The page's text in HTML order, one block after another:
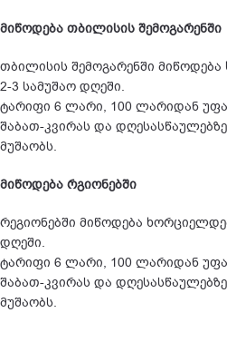
მიწოდება თბილისის შემოგარენში
თბილისის შემოგარენში
2-3 სამუშაო დღეში.
ტარიფი 6 ლარი, 100 ლარიდან
შაბათ-კვირას და
მუშაობს.
მიწოდება რგიონებში
რეგიონებში მიწოდება
დღეში.
ტარიფი 6 ლარი, 100 ლარიდან
შაბათ-კვირას და
მუშაობს.